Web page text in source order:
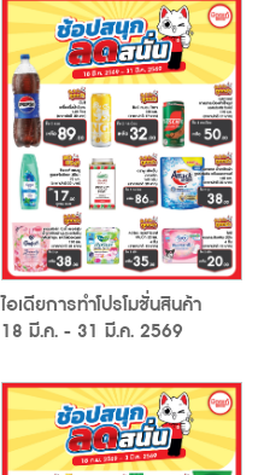
ไอเดียการทำโปรโมชั่นสินค้า
18 มี.ค. - 31 มี.ค. 2569